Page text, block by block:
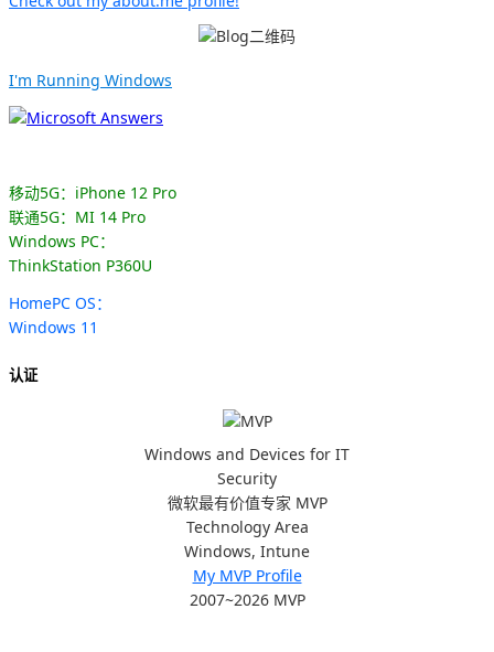
I'm Running Windows
移动5G：iPhone 12 Pro
联通5G：MI 14 Pro
Windows PC：
ThinkStation P360U
HomePC OS：
Windows 11
认证
Windows and Devices for IT
Security
微软最有价值专家 MVP
Technology Area
Windows, Intune
My MVP Profile
2007~2026 MVP